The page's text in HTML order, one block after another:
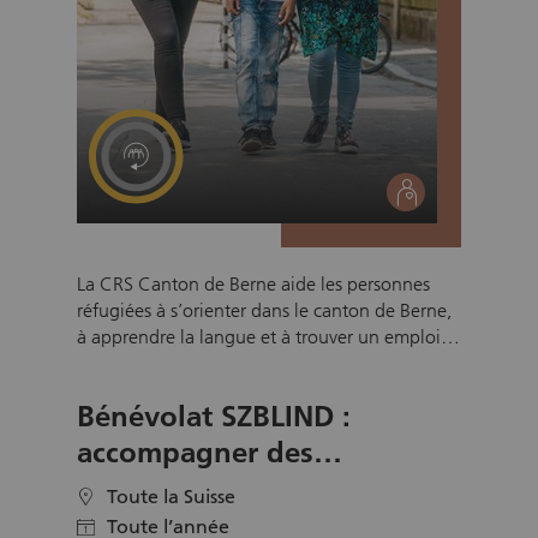
publique. Aidez-nous à aider les autres!
social
La CRS Canton de Berne aide les personnes
réfugiées à s’orienter dans le canton de Berne,
à apprendre la langue et à trouver un emploi.
bénévoles que la CRS peut accomplir ses
multiples fonctions. En vous engageant à votre
tour, vous aidez les réfugié-e-s du canton de
Berne à trouver leur place dans la société. Nous
nous réjouissons de votre soutien!
Bénévolat SZBLIND :
accompagner des
personnes avec une
déficience audio-visuelle
location Toute la Suisse
calendar Toute l’année